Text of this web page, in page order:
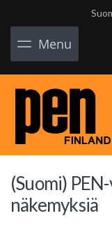
Menu
(Suomi)
näkemyksiä